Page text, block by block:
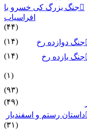
جنگ بزرگ کی خسرو با
افراسیاب
(۴۴)
جنگ دوازده رخ
(۱۴)
جنگ یازده رخ
(۱۴)
(۱)
(۹۳)
(۴۹)
داستان رستم و اسفندیار
(۳۱)